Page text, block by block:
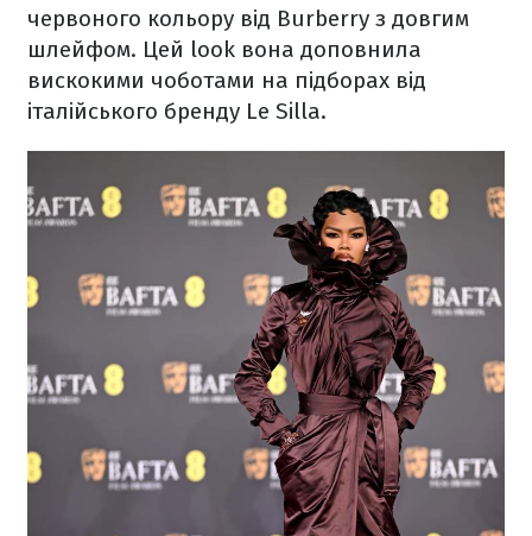
червоного кольору від Burberry з довгим
шлейфом. Цей look вона доповнила
вискокими чоботами на підборах від
італійського бренду Le Silla.